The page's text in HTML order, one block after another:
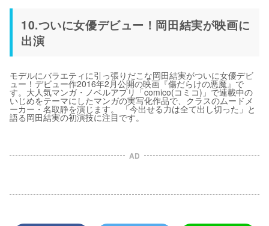
10.ついに女優デビュー！岡田結実が映画に
出演
モデルにバラエティに引っ張りだこな岡田結実がついに女優デビ
ュー！デビュー作2016年2月公開の映画『傷だらけの悪魔』で
す。大人気マンガ・ノベルアプリ「comico(コミコ)」で連載中の
いじめをテーマにしたマンガの実写化作品で、クラスのムードメ
ーカー・名取静を演じます。 「今出せる力は全て出し切った」と
語る岡田結実の初演技に注目です。
AD